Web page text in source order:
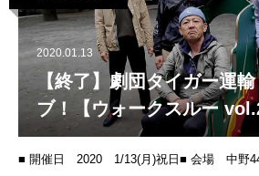
2020.01.13
【終了】劇団タイガー運
ブ！【ウォークスルー
■ 開催日 2020 1/13(月)祝日■ 会場 中野